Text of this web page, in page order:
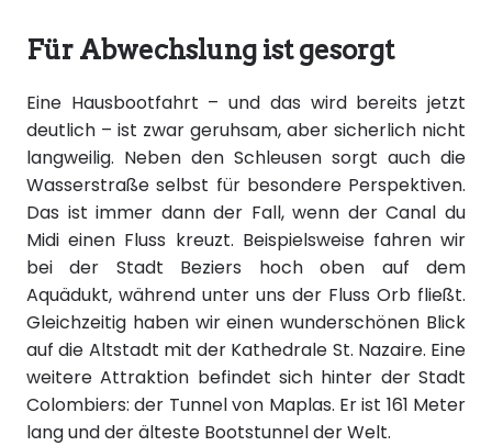
Für Abwechslung ist gesorgt
Eine Hausbootfahrt – und das wird bereits jetzt
deutlich – ist zwar geruhsam, aber sicherlich nicht
langweilig. Neben den Schleusen sorgt auch die
Wasserstraße selbst für besondere Perspektiven.
Das ist immer dann der Fall, wenn der Canal du
Midi einen Fluss kreuzt. Beispielsweise fahren wir
bei der Stadt Beziers hoch oben auf dem
Aquädukt, während unter uns der Fluss Orb fließt.
Gleichzeitig haben wir einen wunderschönen Blick
auf die Altstadt mit der Kathedrale St. Nazaire. Eine
weitere Attraktion befindet sich hinter der Stadt
Colombiers: der Tunnel von Maplas. Er ist 161 Meter
lang und der älteste Bootstunnel der Welt.